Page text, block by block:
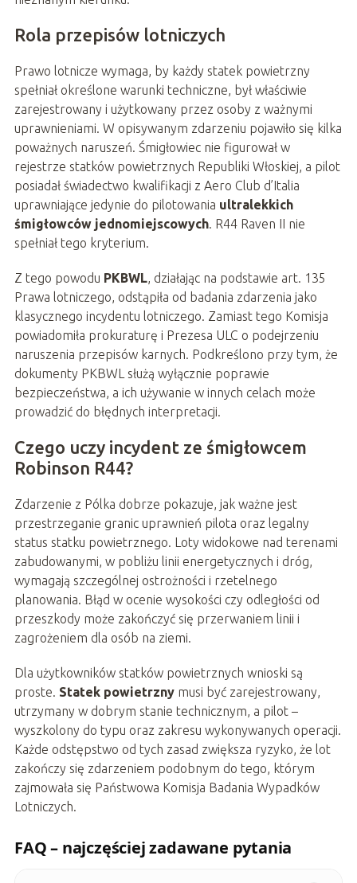
Rola przepisów lotniczych
Prawo lotnicze wymaga, by każdy statek powietrzny
spełniał określone warunki techniczne, był właściwie
zarejestrowany i użytkowany przez osoby z ważnymi
uprawnieniami. W opisywanym zdarzeniu pojawiło się kilka
poważnych naruszeń. Śmigłowiec nie figurował w
rejestrze statków powietrznych Republiki Włoskiej, a pilot
posiadał świadectwo kwalifikacji z Aero Club d’Italia
uprawniające jedynie do pilotowania ultralekkich
śmigłowców jednomiejscowych. R44 Raven II nie
spełniał tego kryterium.
Z tego powodu PKBWL, działając na podstawie art. 135
Prawa lotniczego, odstąpiła od badania zdarzenia jako
klasycznego incydentu lotniczego. Zamiast tego Komisja
powiadomiła prokuraturę i Prezesa ULC o podejrzeniu
naruszenia przepisów karnych. Podkreślono przy tym, że
dokumenty PKBWL służą wyłącznie poprawie
bezpieczeństwa, a ich używanie w innych celach może
prowadzić do błędnych interpretacji.
Czego uczy incydent ze śmigłowcem
Robinson R44?
Zdarzenie z Pólka dobrze pokazuje, jak ważne jest
przestrzeganie granic uprawnień pilota oraz legalny
status statku powietrznego. Loty widokowe nad terenami
zabudowanymi, w pobliżu linii energetycznych i dróg,
wymagają szczególnej ostrożności i rzetelnego
planowania. Błąd w ocenie wysokości czy odległości od
przeszkody może zakończyć się przerwaniem linii i
zagrożeniem dla osób na ziemi.
Dla użytkowników statków powietrznych wnioski są
proste. Statek powietrznymusi być zarejestrowany,
utrzymany w dobrym stanie technicznym, a pilot –
wyszkolony do typu oraz zakresu wykonywanych operacji.
Każde odstępstwo od tych zasad zwiększa ryzyko, że lot
zakończy się zdarzeniem podobnym do tego, którym
zajmowała się Państwowa Komisja Badania Wypadków
Lotniczych.
FAQ – najczęściej zadawane pytania